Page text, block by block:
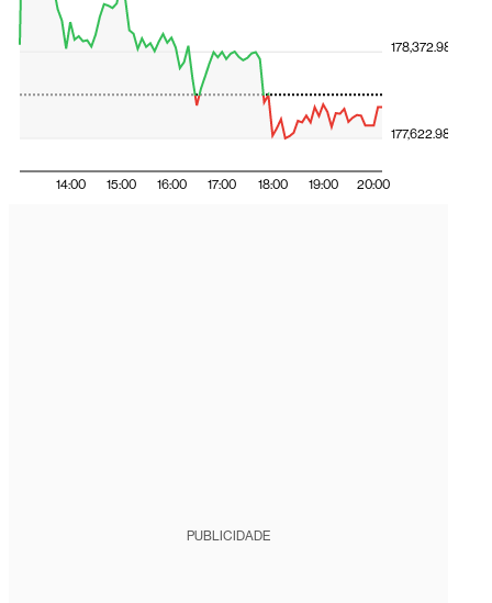
14:00 15:00 16:00 17:00 18:00 19:00 20:00
177,622.98
178,372.98
PUBLICIDADE